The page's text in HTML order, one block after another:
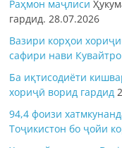
Раҳмон маҷлиси
гардид.28.07.2026
Вазири корҳои
сафири нави
Ба иқтисодиёти
хориҷӣ ворид гардид
94,4 фоизи
Тоҷикистон бо ҷойи